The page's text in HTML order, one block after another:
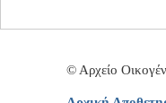
© Αρχείο